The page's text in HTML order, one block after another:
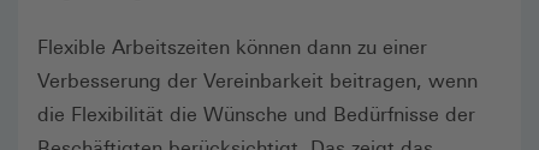
Flexible Arbeitszeiten können dann zu einer
Verbesserung der Vereinbarkeit beitragen, wenn
die Flexibilität die Wünsche und Bedürfnisse der